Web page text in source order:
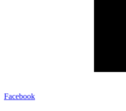
Facebook